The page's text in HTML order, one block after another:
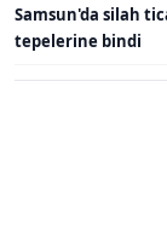
Samsun'da silah
tepelerine bindi